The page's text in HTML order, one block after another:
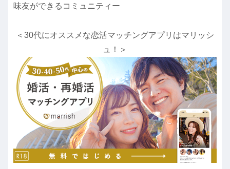
味友ができるコミュニティー
＜30代にオススメな恋活マッチングアプリはマリッシ
ュ！＞